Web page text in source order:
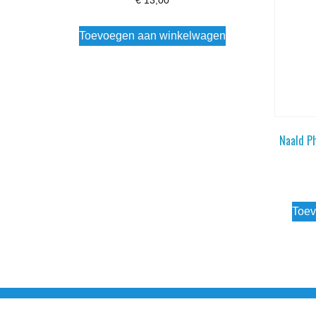
Toevoegen aan winkelwagen
Naald